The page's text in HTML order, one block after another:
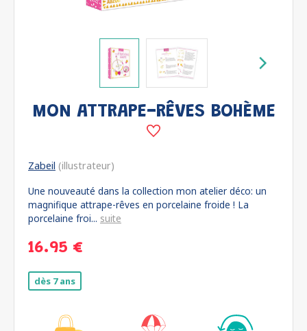
MON ATTRAPE-RÊVES BOHÈME
Zabeil (illustrateur)
Une nouveauté dans la collection mon atelier déco: un
magnifique attrape-rêves en porcelaine froide ! La
porcelaine froi... suite
16.95 €
dès 7 ans